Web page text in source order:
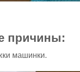
причины:
машинки.